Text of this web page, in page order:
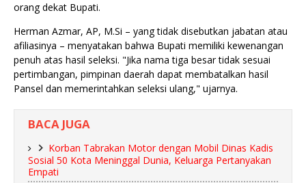
orang dekat Bupati.
Herman Azmar, AP, M.Si – yang tidak disebutkan jabatan atau
afiliasinya – menyatakan bahwa Bupati memiliki kewenangan
penuh atas hasil seleksi. "Jika nama tiga besar tidak sesuai
pertimbangan, pimpinan daerah dapat membatalkan hasil
Pansel dan memerintahkan seleksi ulang," ujarnya.
BACA JUGA
Korban Tabrakan Motor dengan Mobil Dinas Kadis
Sosial 50 Kota Meninggal Dunia, Keluarga Pertanyakan
Empati